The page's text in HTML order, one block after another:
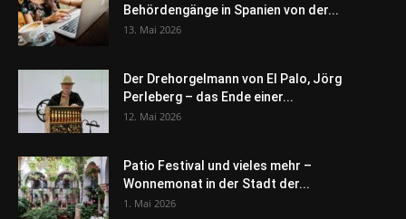
Behördengänge in Spanien von der...
13. Mai 2026
Der Drehorgelmann von El Palo, Jörg
Perleberg – das Ende einer...
12. Mai 2026
Patio Festival und vieles mehr –
Wonnemonat in der Stadt der...
1. Mai 2026